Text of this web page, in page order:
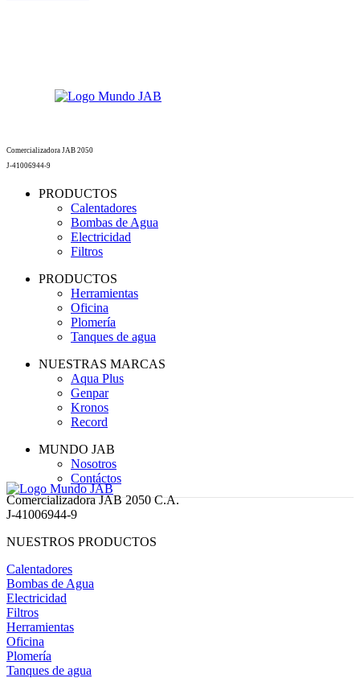
Comercializadora JAB 2050
J-41006944-9
PRODUCTOS
Calentadores
Bombas de Agua
Electricidad
Filtros
PRODUCTOS
Herramientas
Oficina
Plomería
Tanques de agua
NUESTRAS MARCAS
Aqua Plus
Genpar
Kronos
Record
MUNDO JAB
Nosotros
Contáctos
Comercializadora JAB 2050 C.A.
J-41006944-9
NUESTROS PRODUCTOS
Calentadores
Bombas de Agua
Electricidad
Filtros
Herramientas
Oficina
Plomería
Tanques de agua